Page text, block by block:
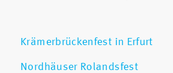
Krämerbrückenfest in Erfurt
Nordhäuser Rolandsfest